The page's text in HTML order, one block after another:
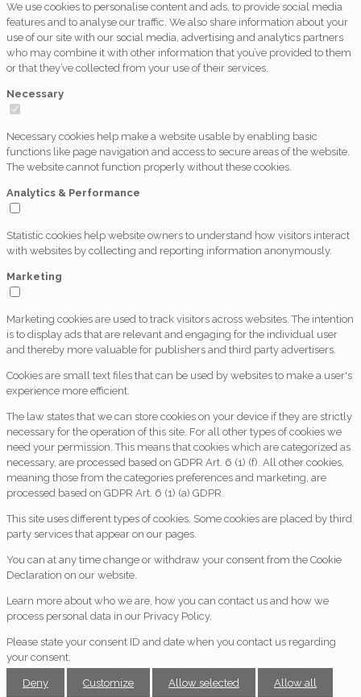
We use cookies to personalise content and ads, to provide social media
features and to analyse our traffic. We also share information about your
use of our site with our social media, advertising and analytics partners
who may combine it with other information that you’ve provided to them
or that they’ve collected from your use of their services.
Necessary
Necessary cookies help make a website usable by enabling basic
functions like page navigation and access to secure areas of the website.
The website cannot function properly without these cookies.
Analytics & Performance
Statistic cookies help website owners to understand how visitors interact
with websites by collecting and reporting information anonymously.
Marketing
Marketing cookies are used to track visitors across websites. The intention
is to display ads that are relevant and engaging for the individual user
and thereby more valuable for publishers and third party advertisers.
Cookies are small text files that can be used by websites to make a user's
experience more efficient.
The law states that we can store cookies on your device if they are strictly
necessary for the operation of this site. For all other types of cookies we
need your permission. This means that cookies which are categorized as
necessary, are processed based on GDPR Art. 6 (1) (f). All other cookies,
meaning those from the categories preferences and marketing, are
processed based on GDPR Art. 6 (1) (a) GDPR.
This site uses different types of cookies. Some cookies are placed by third
party services that appear on our pages.
You can at any time change or withdraw your consent from the Cookie
Declaration on our website.
Learn more about who we are, how you can contact us and how we
process personal data in our Privacy Policy.
Please state your consent ID and date when you contact us regarding
your consent.
Deny Customize Allow selected Allow all